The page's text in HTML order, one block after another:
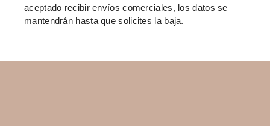
aceptado recibir envíos comerciales, los datos se
mantendrán hasta que solicites la baja.